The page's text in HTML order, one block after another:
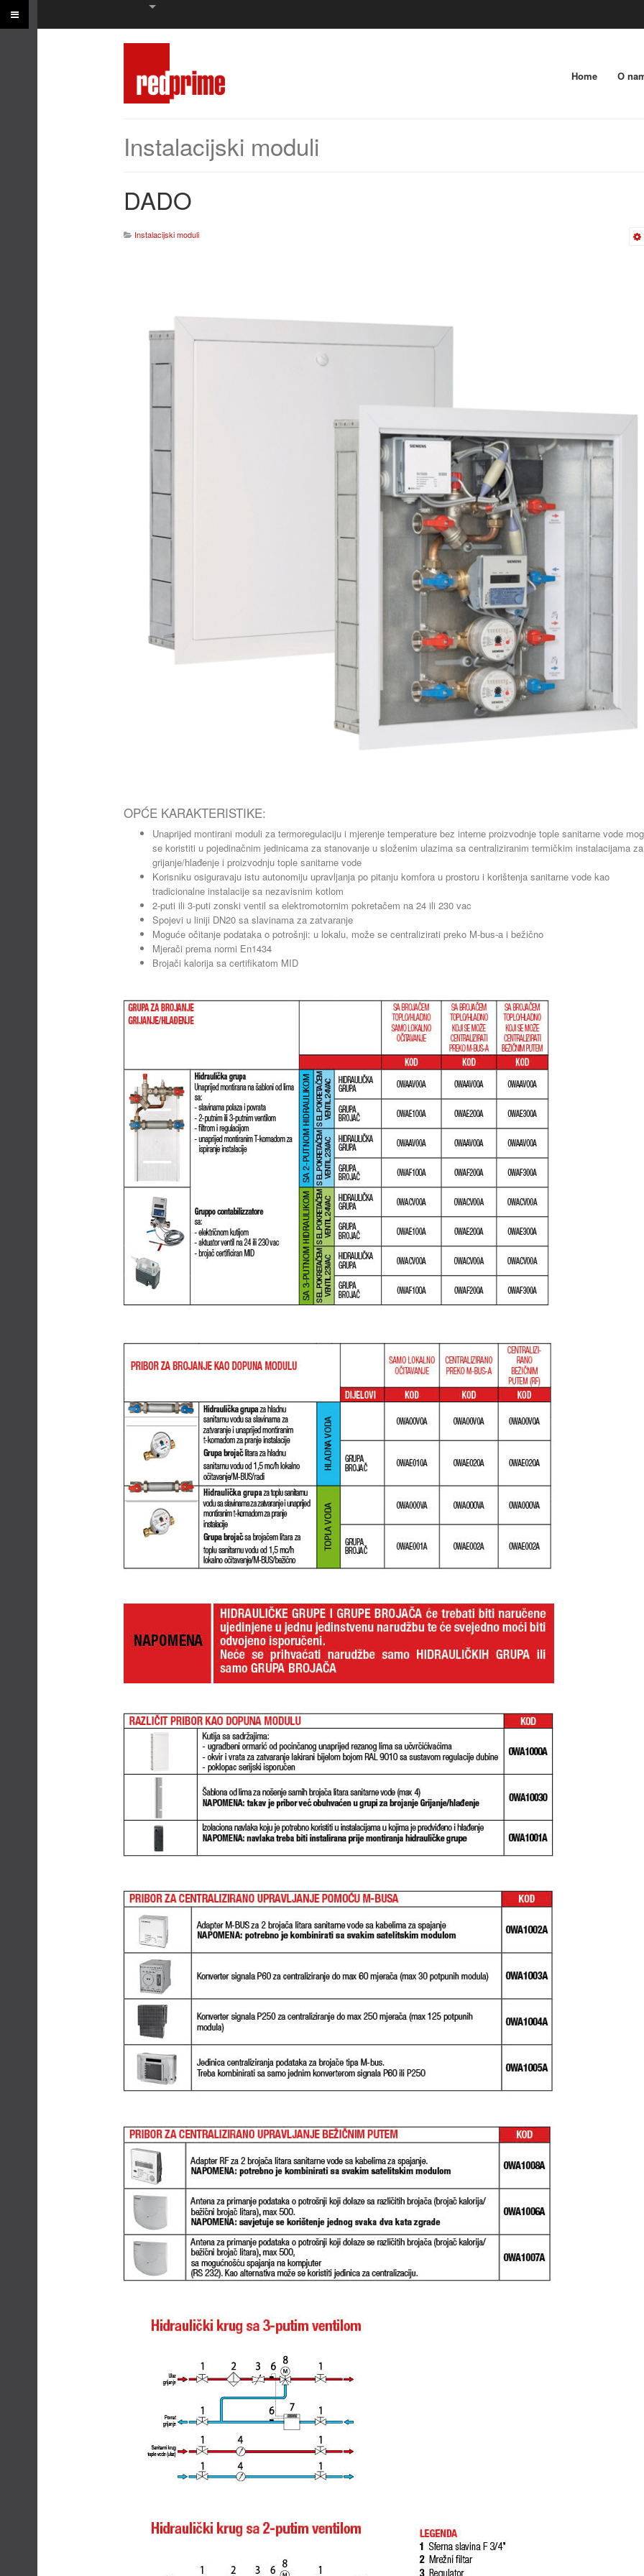
Home O
Instalacijski moduli
DADO
Instalacijski moduli
OPĆE KARAKTERISTIKE:
Unaprijed montirani moduli za termoregulaciju i mjerenje temperature bez interne proizvodnje tople sanitarne vode
se koristiti u pojedinačnim jedinicama za stanovanje u složenim ulazima sa centraliziranim termičkim instalacijama za
grijanje/hlađenje i proizvodnju tople sanitarne vode
Korisniku osiguravaju istu autonomiju upravljanja po pitanju komfora u prostoru i korištenja sanitarne vode kao
tradicionalne instalacije sa nezavisnim kotlom
2-puti ili 3-puti zonski ventil sa elektromotornim pokretačem na 24 ili 230 vac
Spojevi u liniji DN20 sa slavinama za zatvaranje
Moguće očitanje podataka o potrošnji: u lokalu, može se centralizirati preko M-bus-a i bežično
Mjerači prema normi En1434
Brojači kalorija sa certifikatom MID